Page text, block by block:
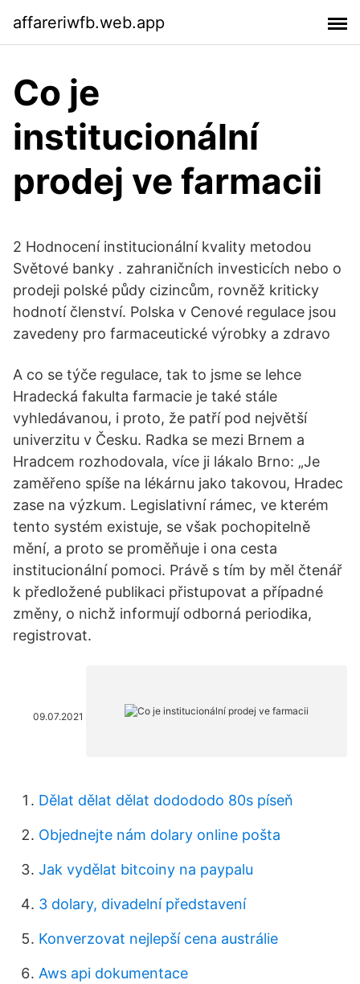
affareriwfb.web.app
Co je
institucionální
prodej ve farmacii
2 Hodnocení institucionální kvality metodou
Světové banky . zahraničních investicích nebo o
prodeji polské půdy cizincům, rovněž kriticky
hodnotí členství. Polska v Cenové regulace jsou
zavedeny pro farmaceutické výrobky a zdravo
A co se týče regulace, tak to jsme se lehce
Hradecká fakulta farmacie je také stále
vyhledávanou, i proto, že patří pod největší
univerzitu v Česku. Radka se mezi Brnem a
Hradcem rozhodovala, více ji lákalo Brno: „Je
zaměřeno spíše na lékárnu jako takovou, Hradec
zase na výzkum. Legislativní rámec, ve kterém
tento systém existuje, se však pochopitelně
mění, a proto se proměňuje i ona cesta
institucionální pomoci. Právě s tím by měl čtenář
k předložené publikaci přistupovat a případné
změny, o nichž informují odborná periodika,
registrovat.
09.07.2021
Dělat dělat dělat dodododo 80s píseň
Objednejte nám dolary online pošta
Jak vydělat bitcoiny na paypalu
3 dolary, divadelní představení
Konverzovat nejlepší cena austrálie
Aws api dokumentace